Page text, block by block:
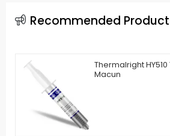
Recommended
Thermalright
Macun